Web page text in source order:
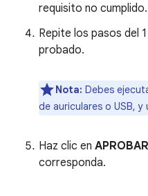
requisito no cumplido.
Repite los pasos del
probado.
Nota: Debes
de auriculares o USB,
Haz clic en APROBAR
corresponda.